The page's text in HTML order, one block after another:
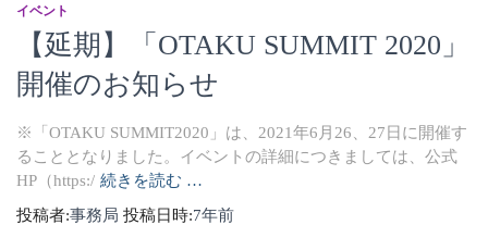
イベント
【延期】「OTAKU SUMMIT 2020」
開催のお知らせ
※「OTAKU SUMMIT2020」は、2021年6月26、27日に開催す
ることとなりました。イベントの詳細につきましては、公式
HP（https:/ 続きを読む …
投稿者:事務局 投稿日時:7年前